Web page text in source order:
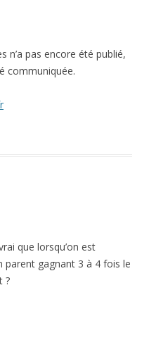
n’a pas encore été publié,
communiquée.
que lorsqu’on est
parent gagnant 3 à 4 fois le
?